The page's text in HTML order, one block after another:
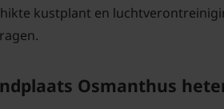
kustplant en
Osmanthus